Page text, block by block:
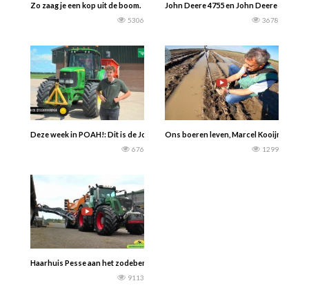
Zo zaag je een kop uit de boom.
5306
John Deere 4755 en John Deere 4955
3678
Deze week in POAH!: Dit is de John Deere 6520 van akkerbouwbedrijf
676
Ons boeren leven, Marcel Kooijman —
1299
Haarhuis Pesse aan het zodebemesten met de nieuwe Veenhuis Premium
9113